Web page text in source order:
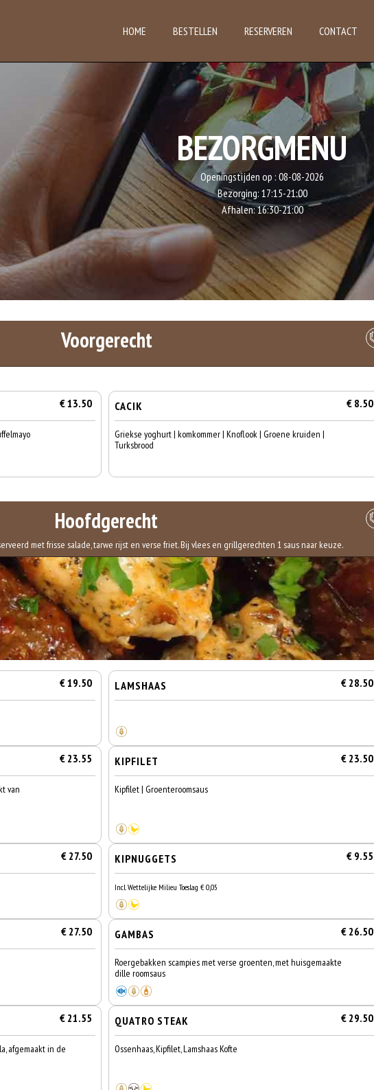
HOME BESTELLEN RESERVEREN CONTACT
BEZORGMENU
Openingstijden op : 08-08-2026
Bezorging: 17:15-21:00
Afhalen:16:30-21:00
Voorgerecht
€ 13.50 CACIK € 8.50
Griekse yoghurt | komkommer | Knoflook | Groene kruiden |
Turksbrood
Hoofdgerecht
met frisse salade, tarwe rijst en verse friet. Bij vlees en grillgerechten 1 saus naar keuze.
€ 19.50 LAMSHAAS € 28.50
€ 23.55
van
KIPFILET € 23.50
Kipfilet | Groenteroomsaus
€ 27.50 KIPNUGGETS € 9.55
Incl. Wettelijke Milieu Toeslag € 0,05
€ 27.50 GAMBAS € 26.50
Roergebakken scampies met verse groenten, met huisgemaakte
dille roomsaus
€ 21.55
afgemaakt in de
QUATRO STEAK € 29.50
Ossenhaas, Kipfilet, Lamshaas Kofte